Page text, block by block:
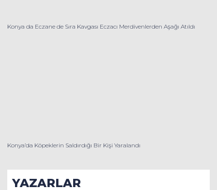
Konya da Eczane de Sıra Kavgası Eczacı Merdivenlerden Aşağı Atıldı
Konya’da Köpeklerin Saldırdığı Bir Kişi Yaralandı
YAZARLAR